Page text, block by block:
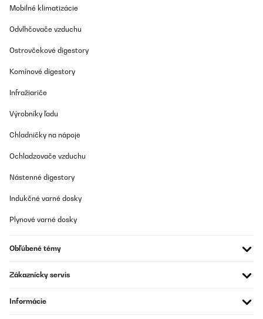
Mobilné klimatizácie
Odvlhčovače vzduchu
Ostrovčekové digestory
Komínové digestory
Infražiariče
Výrobníky ľadu
Chladničky na nápoje
Ochladzovače vzduchu
Nástenné digestory
Indukčné varné dosky
Plynové varné dosky
Obľúbené témy
Zákaznícky servis
Informácie